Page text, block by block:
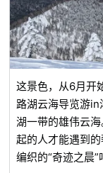
这景色，从6月开始
路湖云海导览游
湖一带的雄伟云海。 从山顶缓缓放晴的梦幻瞬间， 是
起的人才能遇到
编织的“奇迹之晨”吧！！ 📅举办期间：6月～